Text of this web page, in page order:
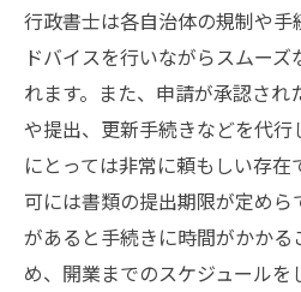
行政書士は各自治体の規制や
ドバイスを行いながらスムー
れます。また、申請が承認さ
や提出、更新手続きなどを代
にとっては非常に頼もしい存
可には書類の提出期限が定め
があると手続きに時間がかかる
め、開業までのスケジュール